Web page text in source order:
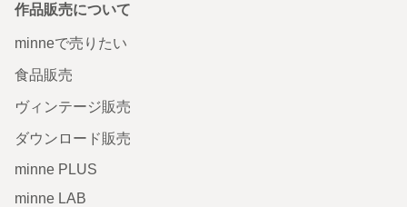
作品販売について
minneで売りたい
食品販売
ヴィンテージ販売
ダウンロード販売
minne PLUS
minne LAB